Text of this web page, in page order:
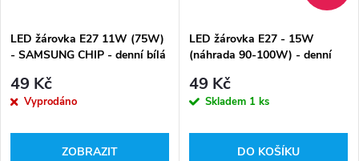
LED žárovka E27 11W (75W)
- SAMSUNG CHIP - denní bílá
49 Kč
Vyprodáno
ZOBRAZIT
LED žárovka E27 - 15W
(náhrada 90-100W) - denní
49 Kč
Skladem 1 ks
DO KOŠÍKU